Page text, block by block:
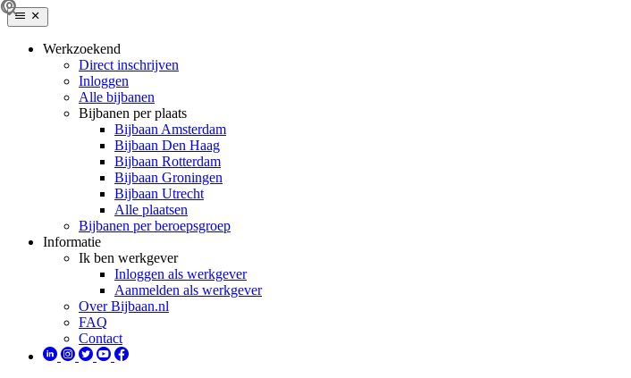
Werkzoekend
Direct inschrijven
Inloggen
Alle bijbanen
Bijbanen per plaats
Bijbaan Amsterdam
Bijbaan Den Haag
Bijbaan Rotterdam
Bijbaan Groningen
Bijbaan Utrecht
Alle plaatsen
Bijbanen per beroepsgroep
Informatie
Ik ben werkgever
Inloggen als werkgever
Aanmelden als werkgever
Over Bijbaan.nl
FAQ
Contact